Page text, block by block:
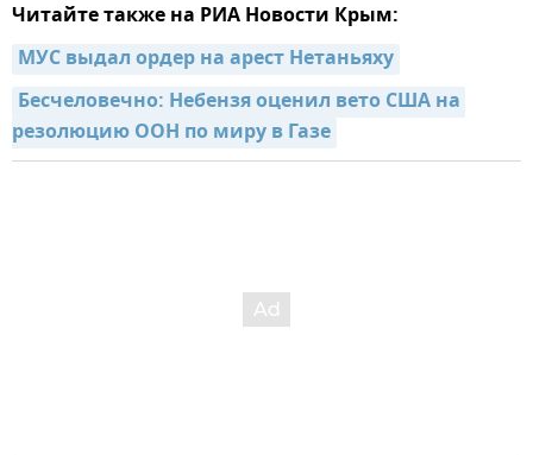
Читайте также на РИА Новости Крым:
МУС выдал ордер на арест Нетаньяху
Бесчеловечно: Небензя оценил вето США на
резолюцию ООН по миру в Газе